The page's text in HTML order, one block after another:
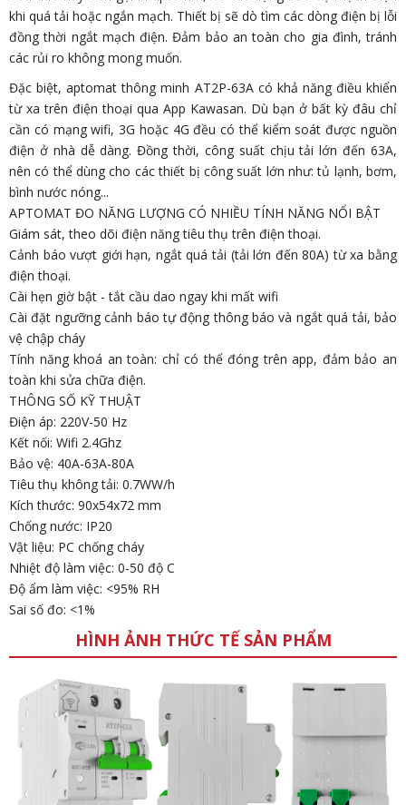
khi quá tải hoặc ngắn mạch. Thiết bị sẽ dò tìm các dòng điện bị lỗi
đồng thời ngắt mạch điện. Đảm bảo an toàn cho gia đình, tránh
các rủi ro không mong muốn.
Đặc biệt, aptomat thông minh AT2P-63A có khả năng điều khiển
từ xa trên điện thoại qua App Kawasan. Dù bạn ở bất kỳ đâu chỉ
cần có mạng wifi, 3G hoặc 4G đều có thể kiểm soát được nguồn
điện ở nhà dễ dàng. Đồng thời, công suất chịu tải lớn đến 63A,
nên có thể dùng cho các thiết bị công suất lớn như: tủ lạnh, bơm,
bình nước nóng...
APTOMAT ĐO NĂNG LƯỢNG CÓ NHIỀU TÍNH NĂNG NỔI BẬT
Giám sát, theo dõi điện năng tiêu thụ trên điện thoại.
Cảnh báo vượt giới hạn, ngắt quá tải (tải lớn đến 80A) từ xa bằng
điện thoại.
Cài hẹn giờ bật - tắt cầu dao ngay khi mất wifi
Cài đặt ngưỡng cảnh báo tự động thông báo và ngắt quá tải, bảo
vệ chập cháy
Tính năng khoá an toàn: chỉ có thể đóng trên app, đảm bảo an
toàn khi sửa chữa điện.
THÔNG SỐ KỸ THUẬT
Điện áp: 220V-50 Hz
Kết nối: Wifi 2.4Ghz
Bảo vệ: 40A-63A-80A
Tiêu thụ không tải: 0.7WW/h
Kích thước: 90x54x72 mm
Chống nước: IP20
Vật liệu: PC chống cháy
Nhiệt độ làm việc: 0-50 độ C
Độ ẩm làm việc: <95% RH
Sai số đo: <1%
HÌNH ẢNH THỨC TẾ SẢN PHẨM